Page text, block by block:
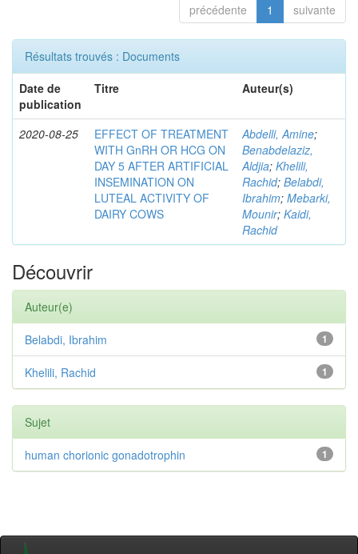
précédente 1 suivante
Résultats trouvés : Documents
Date de
publication
Titre Auteur(s)
2020-08-25
EFFECT OF TREATMENT
WITH GnRH OR HCG ON
DAY 5 AFTER ARTIFICIAL
INSEMINATION ON
LUTEAL ACTIVITY OF
DAIRY COWS
Abdelli, Amine;
Benabdelaziz,
Aldjia; Khelili,
Rachid; Belabdi,
Ibrahim; Mebarki,
Mounir; Kaidi,
Rachid
Découvrir
Auteur(e)
1
Belabdi, Ibrahim
1
Khelili, Rachid
Sujet
1
human chorionic gonadotrophin